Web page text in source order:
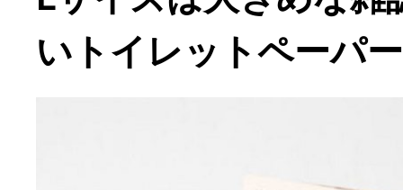
いトイレットペーパ